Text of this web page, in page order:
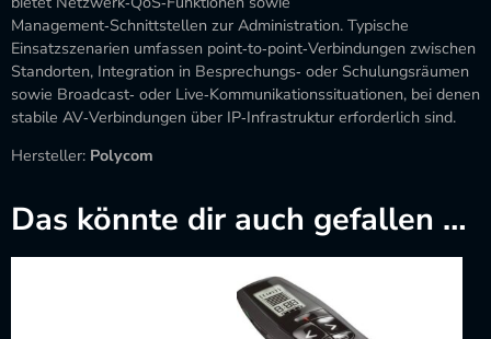
Management‑Schnittstellen zur Administration. Typische
Einsatzszenarien umfassen point‑to‑point‑Verbindungen zwischen
Standorten, Integration in Besprechungs‑ oder Schulungsräumen
sowie Broadcast‑ oder Live‑Kommunikationssituationen, bei denen
stabile AV‑Verbindungen über IP‑Infrastruktur erforderlich sind.
Hersteller: Polycom
Das könnte dir auch gefallen …